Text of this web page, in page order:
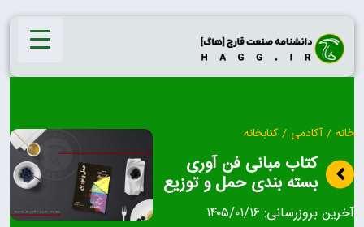
Skip
content
خانه / آکادمی / کتابخانه
کتاب مبانی فن آوری
بسته بندی حمل و توزیع
آخرین بروزرسانی: ۱۴۰۵/۰۱/۱۶